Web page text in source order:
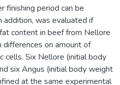
finishing period can be
addition, was evaluated if
content in beef from Nellore
on amount of
cells. Six Nellore (initial body
six Angus (initial body weight
at the same experimental